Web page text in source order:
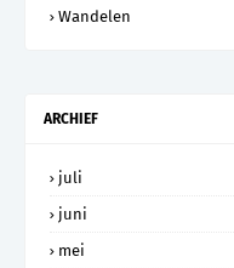
Wandelen
ARCHIEF
juli
juni
mei